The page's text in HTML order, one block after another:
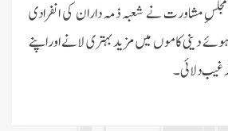
مجلسِ مشاورت نے شعبہ ذمہ داران کی انفرادی
ہوئے دینی کاموں میں مزید بہتری لانے اوراپنے
دلائی ۔